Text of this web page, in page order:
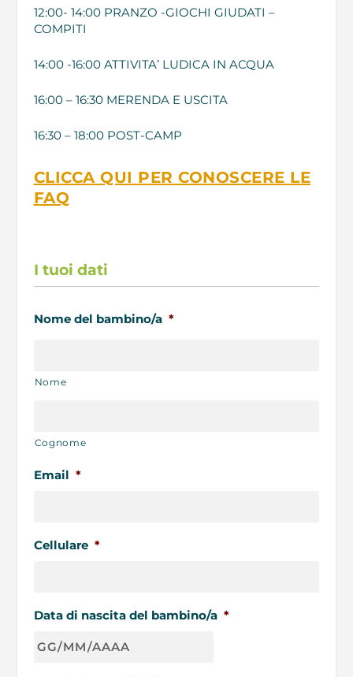
12:00- 14:00 PRANZO -GIOCHI GIUDATI –
COMPITI
14:00 -16:00 ATTIVITA’ LUDICA IN ACQUA
16:00 – 16:30 MERENDA E USCITA
16:30 – 18:00 POST-CAMP
CLICCA QUI PER CONOSCERE LE
FAQ
I tuoi dati
Nome del bambino/a *
Nome
Cognome
Email *
Cellulare *
Data di nascita del bambino/a *